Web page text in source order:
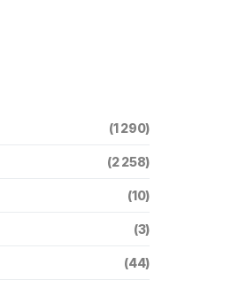
(1 290)
(2 258)
(10)
(3)
(44)